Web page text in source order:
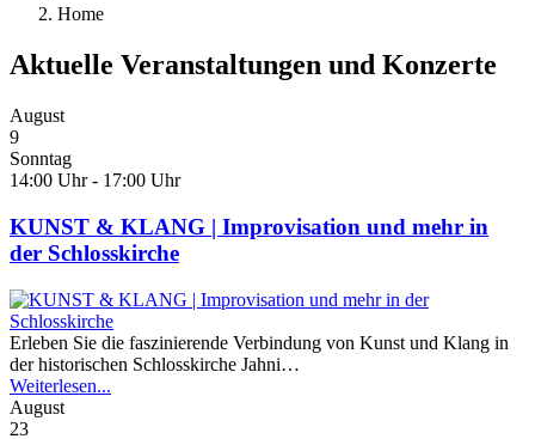
Home
Aktuelle Veranstaltungen und Konzerte
August
9
Sonntag
14:00 Uhr - 17:00 Uhr
KUNST & KLANG | Improvisation und mehr in
der Schlosskirche
Erleben Sie die faszinierende Verbindung von Kunst und Klang in
der historischen Schlosskirche Jahni…
Weiterlesen...
August
23